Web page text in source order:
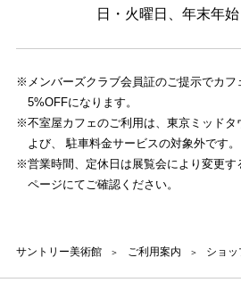
サントリー美術館 ご利用案内 ショッ
日・火曜日、年末年始
※メンバーズクラブ会員証のご提示でカフ
5%OFFになります。
※不室屋カフェのご利用は、東京ミッドタ
よび、 駐車料金サービスの対象外です。
※営業時間、定休日は展覧会により変更す
ページにてご確認ください。